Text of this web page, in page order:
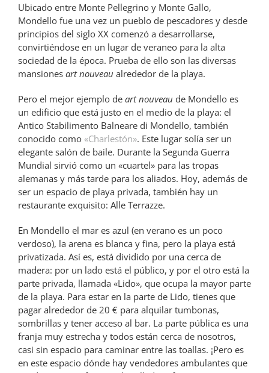
Ubicado entre Monte Pellegrino y Monte Gallo,
Mondello fue una vez un pueblo de pescadores y desde
principios del siglo XX comenzó a desarrollarse,
convirtiéndose en un lugar de veraneo para la alta
sociedad de la época. Prueba de ello son las diversas
mansiones art nouveau alrededor de la playa.
Pero el mejor ejemplo de art nouveau de Mondello es
un edificio que está justo en el medio de la playa: el
Antico Stabilimento Balneare di Mondello, también
conocido como «Charlestón». Este lugar solía ser un
elegante salón de baile. Durante la Segunda Guerra
Mundial sirvió como un «cuartel» para las tropas
alemanas y más tarde para los aliados. Hoy, además de
ser un espacio de playa privada, también hay un
restaurante exquisito: Alle Terrazze.
En Mondello el mar es azul (en verano es un poco
verdoso), la arena es blanca y fina, pero la playa está
privatizada. Así es, está dividido por una cerca de
madera: por un lado está el público, y por el otro está la
parte privada, llamada «Lido», que ocupa la mayor parte
de la playa. Para estar en la parte de Lido, tienes que
pagar alrededor de 20 € para alquilar tumbonas,
sombrillas y tener acceso al bar. La parte pública es una
franja muy estrecha y todos están cerca de nosotros,
casi sin espacio para caminar entre las toallas. ¡Pero es
en este espacio dónde hay vendedores ambulantes que